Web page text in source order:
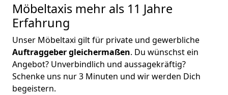
Möbeltaxis mehr als 11 Jahre
Erfahrung
Unser Möbeltaxi gilt für private und gewerbliche
Auftraggeber gleichermaßen. Du wünschst ein
Angebot? Unverbindlich und aussagekräftig?
Schenke uns nur 3 Minuten und wir werden Dich
begeistern.